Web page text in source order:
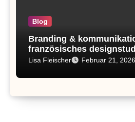
Blog
Branding &
französisches
markenidentität
Lisa Fleischer Februar 21, 2026